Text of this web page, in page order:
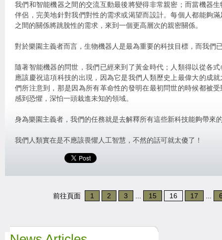
我們和智能機器之間的交流互動最後將變得非常親密；而當機器
伴侶，完美地針對我們對性的需求或渴望而設計。每個人都能夠
之間的關係將跳脫性的需求，來到一個更高層次的親密關係。
對於樂園主義者而言，生物機器人是最為重要的科技目標，而我們
隨著智能機器的問世，我們已經來到了黃金時代；人類得以從各
應該慶祝這項科技的出現，因為它是我們人類歷史上最偉大的成
們所注意到，那是因為所有革命性的發明在最初問世的時候都被
感到恐懼，深怕一頭栽進未知的領域。
身為樂園主義者，我們的任務就是去解釋所有這些新科技能夠帶來
我們人類實在是不應該畏懼人工智慧，不然的話可就太傻了！
前往頁面 1 2 3 15 16 17